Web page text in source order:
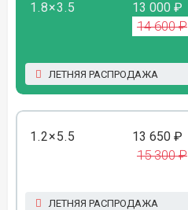
1.8×3.5 13 000 ₽
14 600 ₽
ЛЕТНЯЯ РАСПРОДАЖА
1.2×5.5 13 650 ₽
15 300 ₽
ЛЕТНЯЯ РАСПРОДАЖА